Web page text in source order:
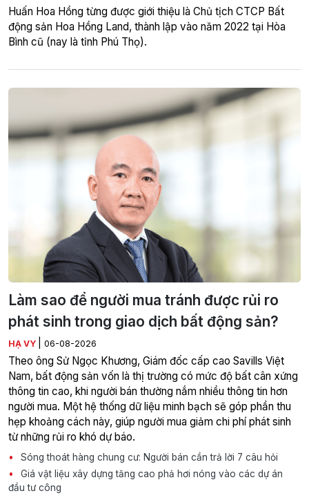
Huấn Hoa Hồng từng được giới thiệu là Chủ tịch CTCP Bất
động sản Hoa Hồng Land, thành lập vào năm 2022 tại Hòa
Bình cũ (nay là tỉnh Phú Thọ).
Làm sao để người mua tránh được rủi ro
phát sinh trong giao dịch bất động sản?
HẠ VY 06-08-2026
Theo ông Sử Ngọc Khương, Giám đốc cấp cao Savills Việt
Nam, bất động sản vốn là thị trường có mức độ bất cân xứng
thông tin cao, khi người bán thường nắm nhiều thông tin hơn
người mua. Một hệ thống dữ liệu minh bạch sẽ góp phần thu
hẹp khoảng cách này, giúp người mua giảm chi phí phát sinh
từ những rủi ro khó dự báo.
Sóng thoát hàng chung cư: Người bán cần trả lời 7 câu hỏi
Giá vật liệu xây dựng tăng cao phả hơi nóng vào các dự án
đầu tư công